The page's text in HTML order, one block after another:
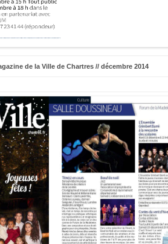
de la Ville de Chartres // décembre 2014